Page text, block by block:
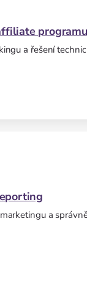
programu
a řešení
a